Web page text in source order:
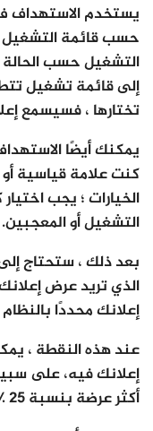
يستخدم الاستهداف
التشغيل حسب
إلى قائمة تشغيل
تختارها ، فسيسمع
يمكنك أيضًا
كنت علامة قياسية
الخيارات ؛ يجب
التشغيل أو المعجبين.
بعد ذلك ، ستحتاج إلى
الذي تريد عرض
إعلانك محددًا
عند هذه النقطة ،
أكثر عرضة بنسبة 25 ٪ للاستماع في الساعة 5 أو 6 صباحًا.